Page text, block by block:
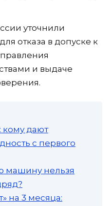
уточнили
отказа в допуске к
и выдаче
дают
с первого
машину нельзя
на 3 месяца: